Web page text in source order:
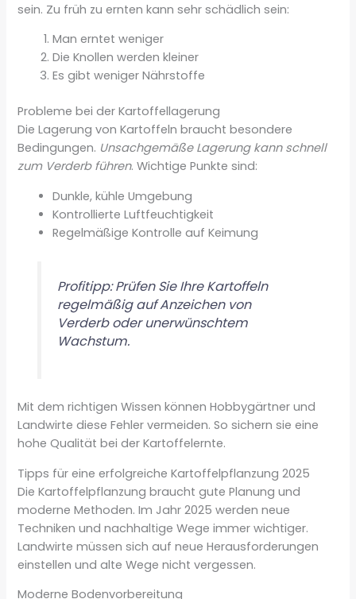
sein. Zu früh zu ernten kann sehr schädlich sein:
Man erntet weniger
Die Knollen werden kleiner
Es gibt weniger Nährstoffe
Probleme bei der Kartoffellagerung
Die Lagerung von Kartoffeln braucht besondere
Bedingungen. Unsachgemäße Lagerung kann schnell
zum Verderb führen. Wichtige Punkte sind:
Dunkle, kühle Umgebung
Kontrollierte Luftfeuchtigkeit
Regelmäßige Kontrolle auf Keimung
Profitipp: Prüfen Sie Ihre Kartoffeln
regelmäßig auf Anzeichen von
Verderb oder unerwünschtem
Wachstum.
Mit dem richtigen Wissen können Hobbygärtner und
Landwirte diese Fehler vermeiden. So sichern sie eine
hohe Qualität bei der Kartoffelernte.
Tipps für eine erfolgreiche Kartoffelpflanzung 2025
Die Kartoffelpflanzung braucht gute Planung und
moderne Methoden. Im Jahr 2025 werden neue
Techniken und nachhaltige Wege immer wichtiger.
Landwirte müssen sich auf neue Herausforderungen
einstellen und alte Wege nicht vergessen.
Moderne Bodenvorbereitung